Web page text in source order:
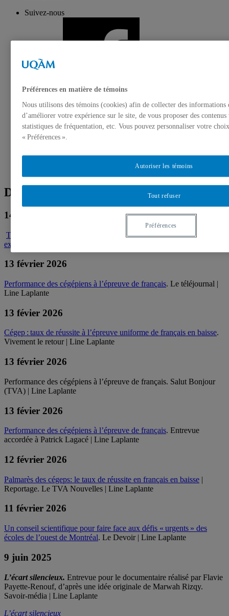
Suivez-nous
Dans les médias
14 février 2026
Taux de réussite à l’EUF en baisse : le Cégep de Granby fait
exception à la règle
13 février 2026
Performance des cégépiens à l’épreuve de français. Le téléjournal |
Line Laplante
13 févier 2026
Cégep : taux de réussite à l’épreuve uniforme de français en baisse.
Vivement le retour | Line Laplante
13 février 2026
Performance des cégépiens à l’épreuve de français. Salut Bonjour
(TVA) | Line Laplante
13 févier 2026
Performance des cégépiens à l’épreuve de français. Entrevue
accordée à Patrick Lagacé | Line Laplante
12 février 2026
Palmarès des cégeps: le taux de réussite en français en baisse |
Reportage. Le TVA Nouvelles | Line Laplante
11 février 2026
Un conseil scientifique pour faire face aux défis « urgents » des
écoles de l’ouest de Montréal. Le Devoir | Line Laplante
9 juin 2025
L’écart silencieux. Entrevue pour le documentaire réalisé par Flavie
Payette-Renouf, d’après une idée originale de Marwah Rizqy.
Savoir-média | Line Laplante
L’écart silencieux
Préférences en matière de témoins
Nous utilisons des témoins (cookies) afin de collecter des informations
d’améliorer votre expérience sur le site, de vous proposer des contenus
statistiques de fréquentation, etc. Vous pouvez personnaliser votre
« Préférences ».
Tout refuser
Autoriser les témoins
Préférences